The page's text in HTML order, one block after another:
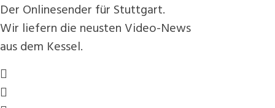
Der Onlinesender für Stuttgart.
Wir liefern die neusten Video-News
aus dem Kessel.